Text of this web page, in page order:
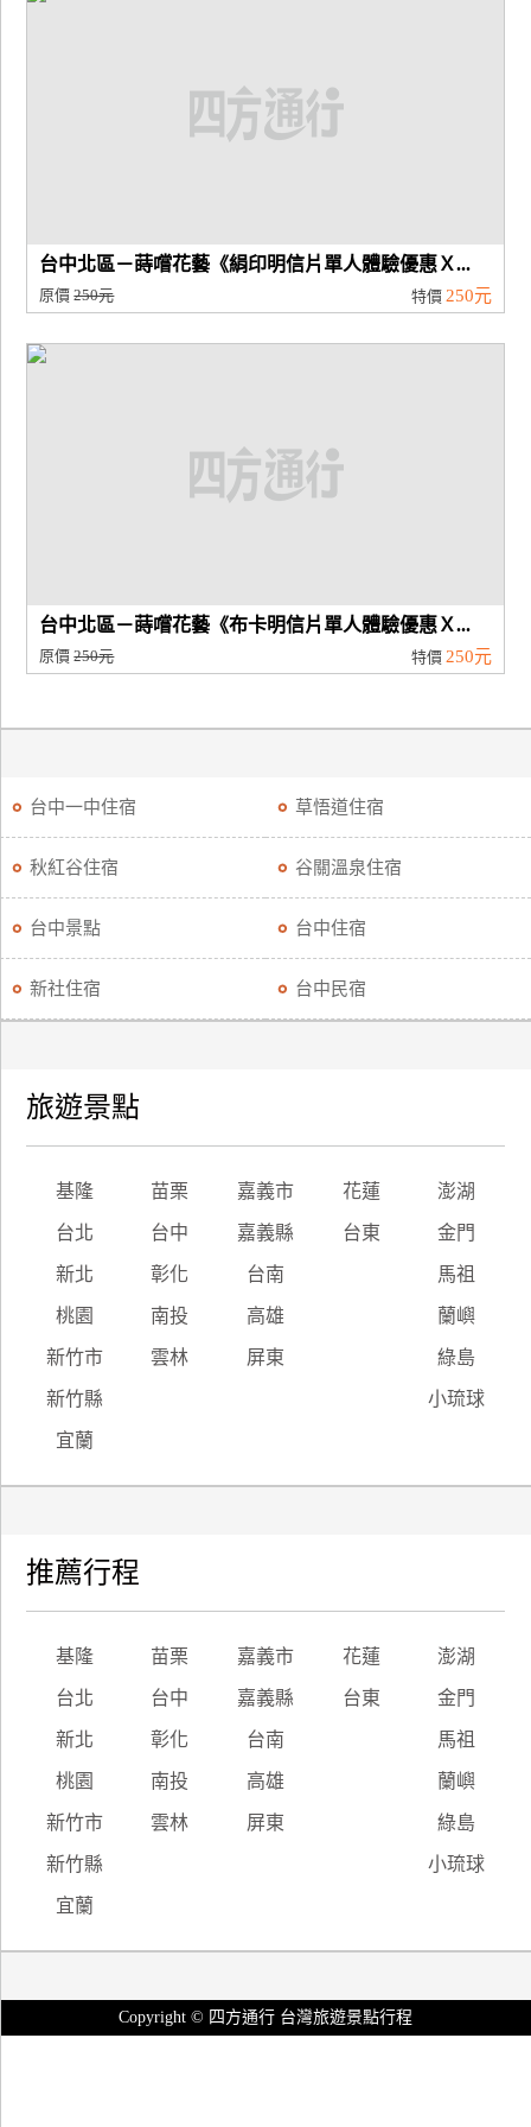
台中北區－蒔嚐花藝《絹印明信片單人體驗優惠Ｘ...
原價250元 特價 250元
台中北區－蒔嚐花藝《布卡明信片單人體驗優惠Ｘ...
原價250元 特價 250元
台中一中住宿 草悟道住宿
秋紅谷住宿 谷關溫泉住宿
台中景點 台中住宿
新社住宿 台中民宿
旅遊景點
基隆 苗栗 嘉義市 花蓮 澎湖
台北 台中 嘉義縣 台東 金門
新北 彰化 台南 馬祖
桃園 南投 高雄 蘭嶼
新竹市 雲林 屏東 綠島
新竹縣 小琉球
宜蘭
推薦行程
基隆 苗栗 嘉義市 花蓮 澎湖
台北 台中 嘉義縣 台東 金門
新北 彰化 台南 馬祖
桃園 南投 高雄 蘭嶼
新竹市 雲林 屏東 綠島
新竹縣 小琉球
宜蘭
Copyright © 四方通行 台灣旅遊景點行程